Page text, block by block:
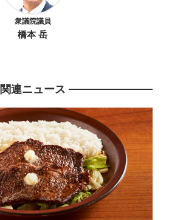
衆議院議員
橋本 岳
関連ニュース